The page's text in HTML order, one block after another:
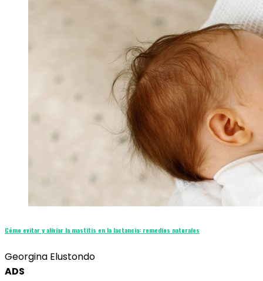
Cómo evitar y aliviar la mastitis en la lactancia: remedios naturales
Georgina Elustondo
ADS